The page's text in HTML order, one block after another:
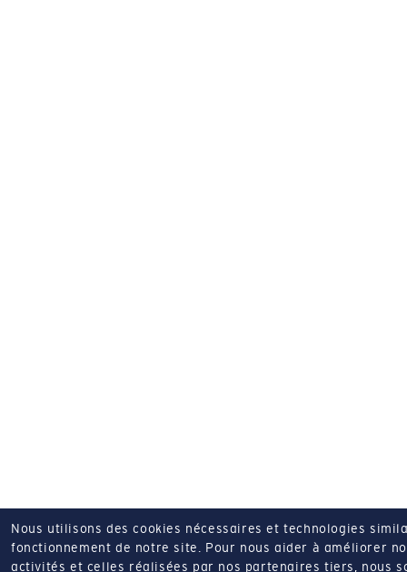
Nous utilisons des cookies nécessaires et technologies
fonctionnement de notre site. Pour nous aider à améliorer
activités et celles réalisées par nos partenaires tiers, nous